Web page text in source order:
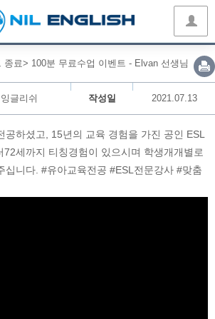
종료> 100분 무료수업 이벤트 - Elvan 선생님
글리쉬 작성일 2021.07.13
공하셨고, 15년의 교육 경험을 가진 공인 ESL
72세까지 티칭경험이 있으시며 학생개개별로
십니다. #유아교육전공 #ESL전문강사 #맞춤